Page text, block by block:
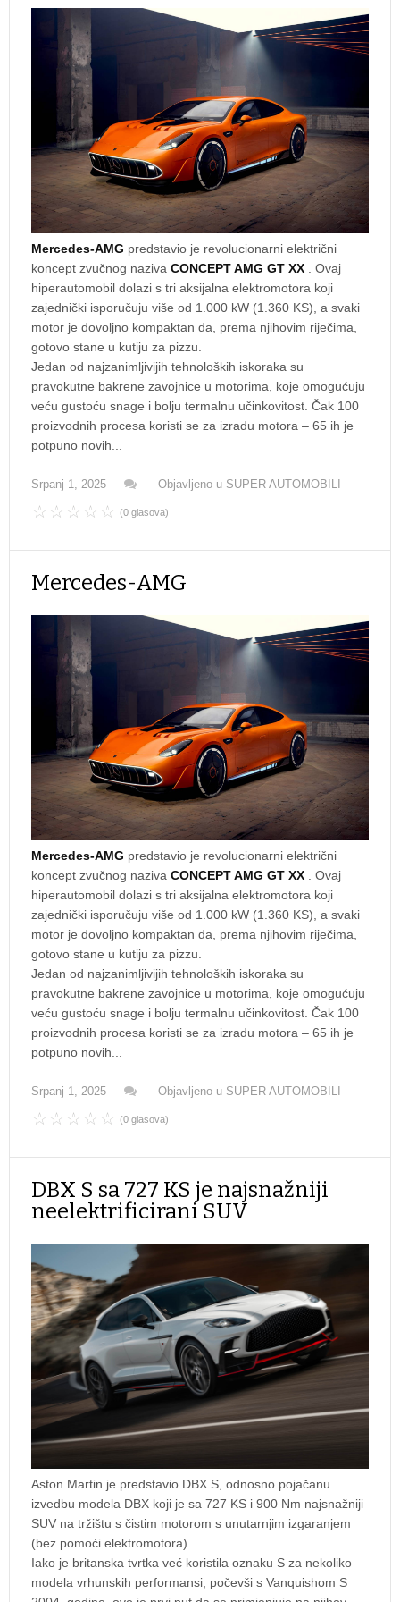
Mercedes-AMG predstavio je revolucionarni električni
koncept zvučnog naziva CONCEPT AMG GT XX
. Ovaj
hiperautomobil dolazi s tri aksijalna elektromotora koji
zajednički isporučuju više od 1.000 kW (1.360 KS), a svaki
motor je dovoljno kompaktan da, prema njihovim riječima,
gotovo stane u kutiju za pizzu.
Jedan od najzanimljivijih tehnoloških iskoraka su
pravokutne bakrene zavojnice u motorima, koje omogućuju
veću gustoću snage i bolju termalnu učinkovitost. Čak 100
proizvodnih procesa koristi se za izradu motora – 65 ih je
potpuno novih...
Srpanj 1, 2025 Objavljeno u SUPER AUTOMOBILI
(0 glasova)
Mercedes-AMG
Mercedes-AMG predstavio je revolucionarni električni
koncept zvučnog naziva CONCEPT AMG GT XX
. Ovaj
hiperautomobil dolazi s tri aksijalna elektromotora koji
zajednički isporučuju više od 1.000 kW (1.360 KS), a svaki
motor je dovoljno kompaktan da, prema njihovim riječima,
gotovo stane u kutiju za pizzu.
Jedan od najzanimljivijih tehnoloških iskoraka su
pravokutne bakrene zavojnice u motorima, koje omogućuju
veću gustoću snage i bolju termalnu učinkovitost. Čak 100
proizvodnih procesa koristi se za izradu motora – 65 ih je
potpuno novih...
Srpanj 1, 2025 Objavljeno u SUPER AUTOMOBILI
(0 glasova)
DBX S sa 727 KS je najsnažniji
neelektrificirani SUV
Aston Martin je predstavio DBX S, odnosno pojačanu
izvedbu modela DBX koji je sa 727 KS i 900 Nm najsnažniji
SUV na tržištu s čistim motorom s unutarnjim izgaranjem
(bez pomoći elektromotora).
Iako je britanska tvrtka već koristila oznaku S za nekoliko
modela vrhunskih performansi, počevši s Vanquishom S